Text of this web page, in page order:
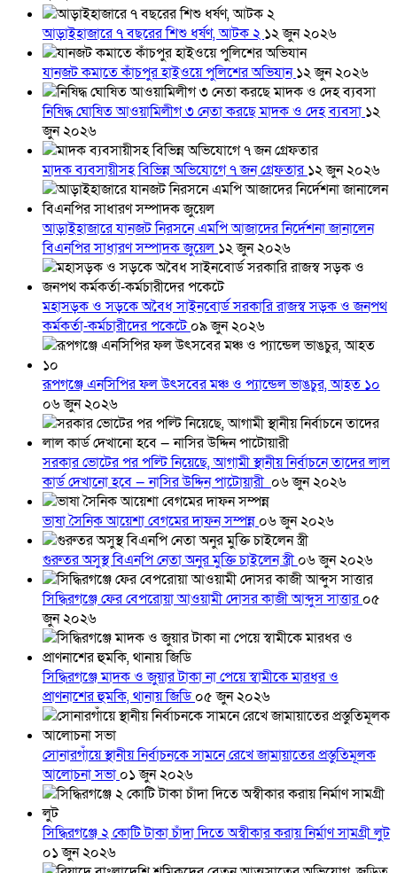
আড়াইহাজারে ৭ বছরের শিশু ধর্ষণ, আটক ২ ১২ জুন ২০২৬
যানজট কমাতে কাঁচপুর হাইওয়ে পুলিশের অভিযান১২ জুন ২০২৬
নিষিদ্ধ ঘোষিত আওয়ামিলীগ ৩ নেতা করছে মাদক ও দেহ ব্যবসা ১২
জুন ২০২৬
মাদক ব্যবসায়ীসহ বিভিন্ন অভিযোগে ৭ জন গ্রেফতার১২ জুন ২০২৬
আড়াইহাজারে যানজট নিরসনে এমপি আজাদের নির্দেশনা জানালেন
বিএনপির সাধারণ সম্পাদক জুয়েল ১২ জুন ২০২৬
মহাসড়ক ও সড়কে অবৈধ সাইনবোর্ড সরকারি রাজস্ব সড়ক ও জনপথ
কর্মকর্তা-কর্মচারীদের পকেটে০৯ জুন ২০২৬
রূপগঞ্জে এনসিপির ফল উৎসবের মঞ্চ ও প্যান্ডেল ভাঙচুর, আহত ১০
০৬ জুন ২০২৬
সরকার ভোটের পর পল্টি নিয়েছে, আগামী স্থানীয় নির্বাচনে তাদের লাল
কার্ড দেখানো হবে — নাসির উদ্দিন পাটোয়ারী ০৬ জুন ২০২৬
ভাষা সৈনিক আয়েশা বেগমের দাফন সম্পন্ন ০৬ জুন ২০২৬
গুরুতর অসুস্থ বিএনপি নেতা অনুর মুক্তি চাইলেন স্ত্রী০৬ জুন ২০২৬
সিদ্ধিরগঞ্জে ফের বেপরোয়া আওয়ামী দোসর কাজী আব্দুস সাত্তার০৫
জুন ২০২৬
সিদ্ধিরগঞ্জে মাদক ও জুয়ার টাকা না পেয়ে স্বামীকে মারধর ও
প্রাণনাশের হুমকি, থানায় জিডি০৫ জুন ২০২৬
সোনারগাঁয়ে স্থানীয় নির্বাচনকে সামনে রেখে জামায়াতের প্রস্তুতিমূলক
আলোচনা সভা ০১ জুন ২০২৬
সিদ্ধিরগঞ্জে ২ কোটি টাকা চাঁদা দিতে অস্বীকার করায় নির্মাণ সামগ্রী লুট
০১ জুন ২০২৬